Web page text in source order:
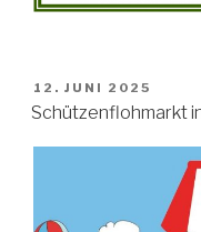
VERÖFFENTLICHT
AM
12. JUNI 2025
Schützenflohmarkt